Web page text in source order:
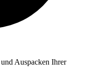
Auspacken Ihrer